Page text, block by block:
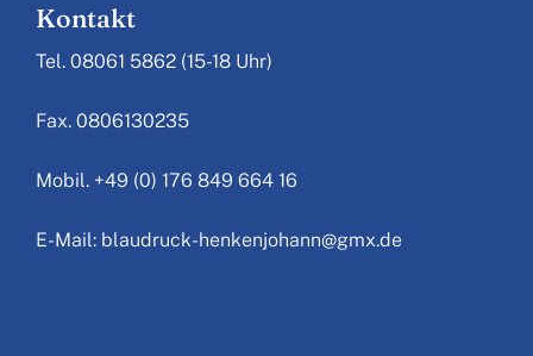
Kontakt
Tel. 08061 5862 (15-18 Uhr)
Fax. 0806130235
Mobil. +49 (0) 176 849 664 16
E-Mail: blaudruck-henkenjohann@gmx.de